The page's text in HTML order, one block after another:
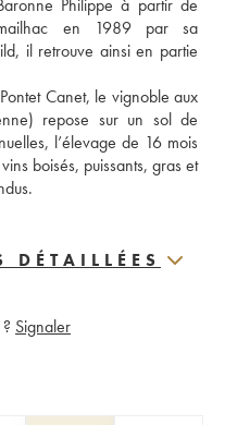
Philippe à partir de
en 1989 par sa
il retrouve ainsi en partie
Canet, le vignoble aux
repose sur un sol de
l’élevage de 16 mois
boisés, puissants, gras et
DÉTAILLÉES
Signaler